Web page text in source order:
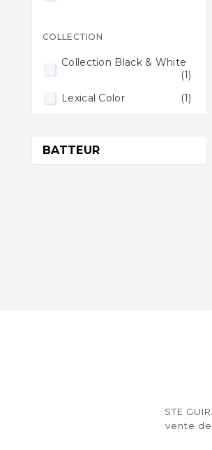
COLLECTION
Collection Black & White
(1)
Lexical Color
(1)
BATTEUR
STE
vente